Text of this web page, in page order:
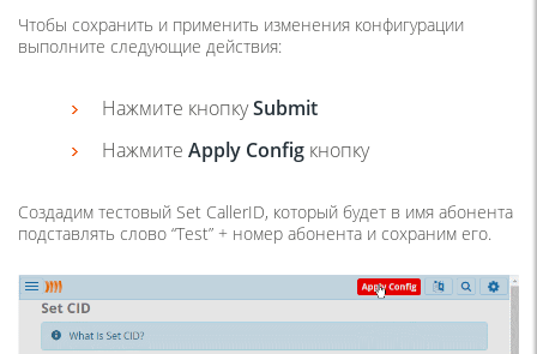
Чтобы сохранить и применить изменения конфигурации
выполните следующие действия:
Нажмите кнопкуSubmit
Нажмите Apply Config кнопку
Создадим тестовый Set CallerID, который будет в имя абонента
подставлять слово “Test” + номер абонента и сохраним его.